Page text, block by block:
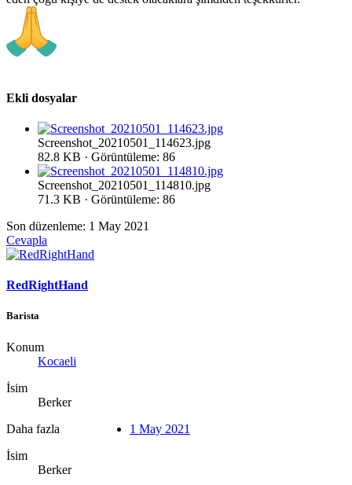
Ekli dosyalar
Screenshot_20210501_114623.jpg
82.8 KB · Görüntüleme: 86
Screenshot_20210501_114810.jpg
71.3 KB · Görüntüleme: 86
Son düzenleme: 1 May 2021
Cevapla
RedRightHand
Barista
Konum
Kocaeli
İsim
Berker
Daha fazla
İsim
Berker
1 May 2021